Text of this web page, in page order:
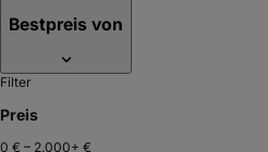
Bestpreis von
Filter
Preis
0 € – 2.000+ €